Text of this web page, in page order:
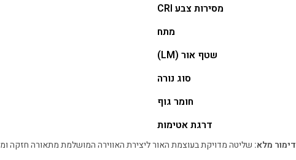
מסירות צבע CRI
מתח
שטף אור (LM)
סוג נורה
חומר גוף
דרגת אטימות
דימור מלא: שליטה מדויקת בעוצמת האור ליצירת האווירה המושלמת מתאורה חזקה